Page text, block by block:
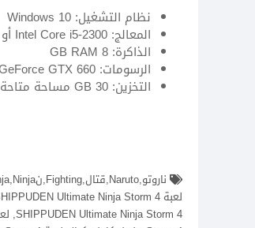
نظام التشغيل: Windows 10
المعالج: Intel Core i5-2300 أو ما يعادله من AMD
الذاكرة: 8 GB RAM
الرسومات: NVIDIA GeForce GTX 660 أو AMD Radeon HD 7950
التخزين: 30 GB مساحة متاحة